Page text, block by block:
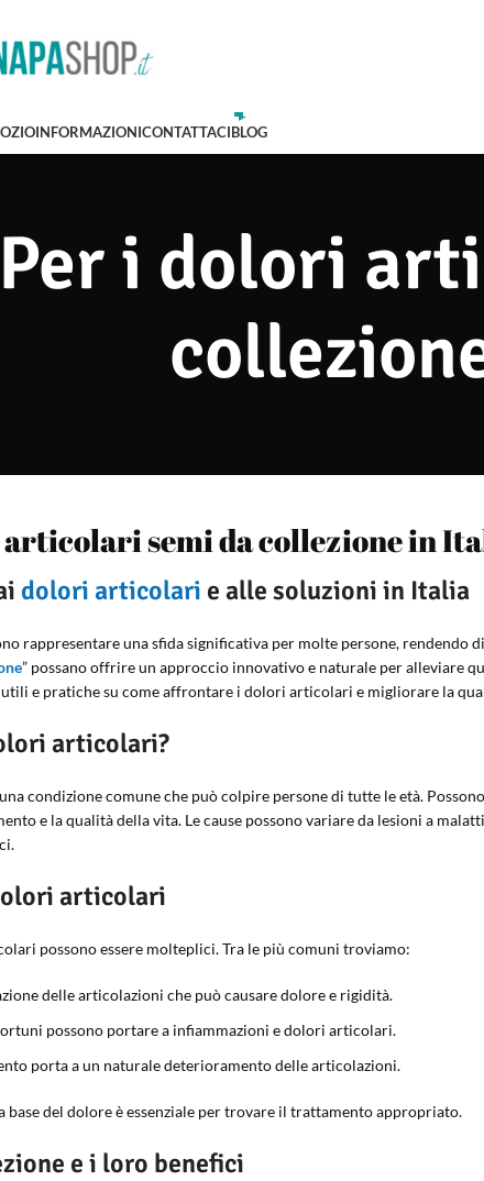
INFORMAZIONICONTATTACIBLOG
Per i dolori
semi da collezione in
dolori articolari e alle soluzioni in Italia
rappresentare una sfida significativa per molte persone,
” possano offrire un approccio innovativo e naturale per alleviare
e pratiche su come affrontare i dolori articolari e migliorare la
articolari?
condizione comune che può colpire persone di tutte le età.
e la qualità della vita. Le cause possono variare da lesioni a
articolari
possono essere molteplici. Tra le più comuni troviamo:
delle articolazioni che può causare dolore e rigidità.
possono portare a infiammazioni e dolori articolari.
porta a un naturale deterioramento delle articolazioni.
base del dolore è essenziale per trovare il trattamento appropriato.
e i loro benefici